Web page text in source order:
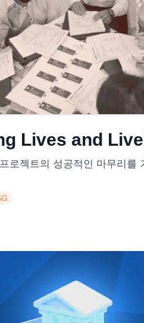
Lives and
로젝트의 성공적인 마무리를